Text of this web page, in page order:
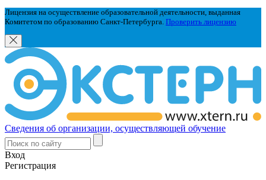
Лицензия на осуществление образовательной деятельности, выданная
Комитетом по образованию Санкт-Петербурга. Проверить лицензию
Сведения об организации, осуществляющей обучение
Вход
Регистрация